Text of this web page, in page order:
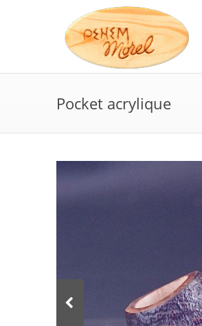
Pocket acrylique